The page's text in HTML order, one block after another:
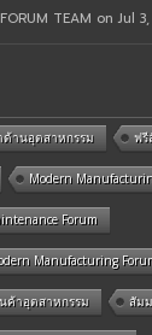
TEAM on Jul
านอุตสาหกรรม ฟรี
Modern
Forum
Manufacturing
ค้าอุตสาหกรรม สัม